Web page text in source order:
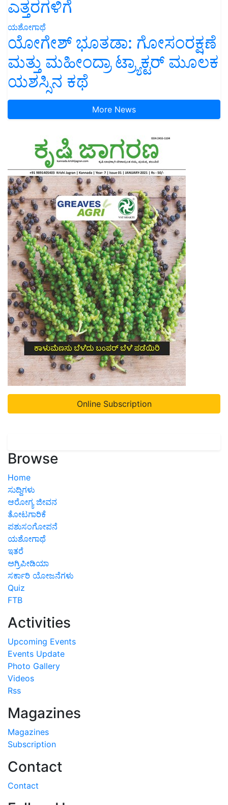
ಎತ್ತರಗಳಿಗೆ
ಯಶೋಗಾಥೆ
ಯೋಗೇಶ್ ಭೂತಡಾ: ಗೋಸಂರಕ್ಷಣೆ
ಮತ್ತು ಮಹೀಂದ್ರಾ ಟ್ರ್ಯಾಕ್ಟರ್ ಮೂಲಕ
ಯಶಸ್ಸಿನ ಕಥೆ
More News
Online Subscription
Browse
Home
ಸುದ್ದಿಗಳು
ಆರೋಗ್ಯ ಜೀವನ
ತೋಟಗಾರಿಕೆ
ಪಶುಸಂಗೋಪನೆ
ಯಶೋಗಾಥೆ
ಇತರೆ
ಅಗ್ರಿಪೀಡಿಯಾ
ಸರ್ಕಾರಿ ಯೋಜನೆಗಳು
Quiz
FTB
Activities
Upcoming Events
Events Update
Photo Gallery
Videos
Rss
Magazines
Magazines
Subscription
Contact
Contact